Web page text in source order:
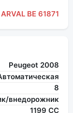
BE 61871
Peugeot 2008
8
внедорожник
1199 CC